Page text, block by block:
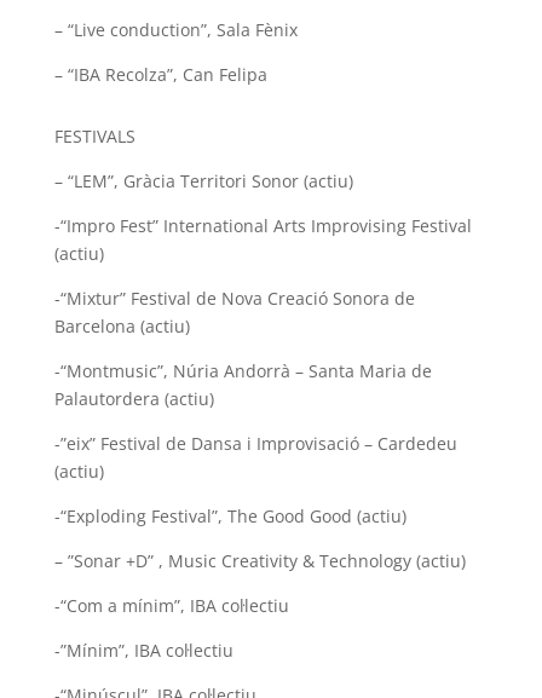
– “Live conduction”, Sala Fènix
– “IBA Recolza”, Can Felipa
FESTIVALS
– “LEM”, Gràcia Territori Sonor (actiu)
-“Impro Fest” International Arts Improvising Festival
(actiu)
-“Mixtur” Festival de Nova Creació Sonora de
Barcelona (actiu)
-“Montmusic”, Núria Andorrà – Santa Maria de
Palautordera (actiu)
-”eix” Festival de Dansa i Improvisació – Cardedeu
(actiu)
-“Exploding Festival”, The Good Good (actiu)
– ”Sonar +D” , Music Creativity & Technology (actiu)
-“Com a mínim”, IBA col·lectiu
-”Mínim”, IBA col·lectiu